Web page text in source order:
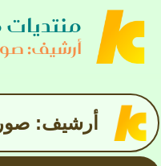
أرشيف: صور
أرشيف: صور